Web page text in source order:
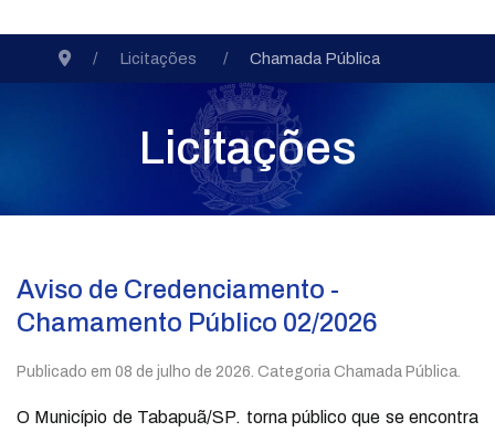
Licitações Chamada Pública
Licitações
Aviso de Credenciamento -
Chamamento Público 02/2026
Publicado em 08 de julho de 2026 . Categoria Chamada Pública.
O Município de Tabapuã/SP. torna público que se encontra